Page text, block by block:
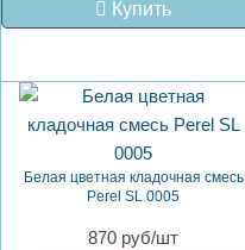
Купить
Белая цветная кладочная смесь
Perel SL 0005
870 руб/шт